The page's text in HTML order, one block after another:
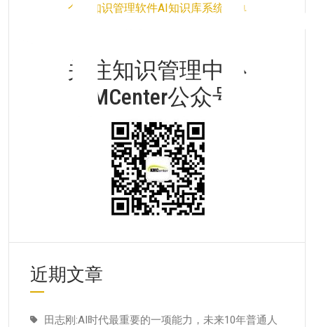
个人知识管理软件AI知识库系统清单
关注知识管理中心
KMCenter公众号
近期文章
田志刚:AI时代最重要的一项能力，未来10年普通人